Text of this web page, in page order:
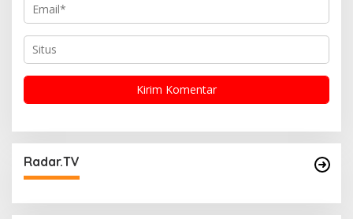
Radar.TV